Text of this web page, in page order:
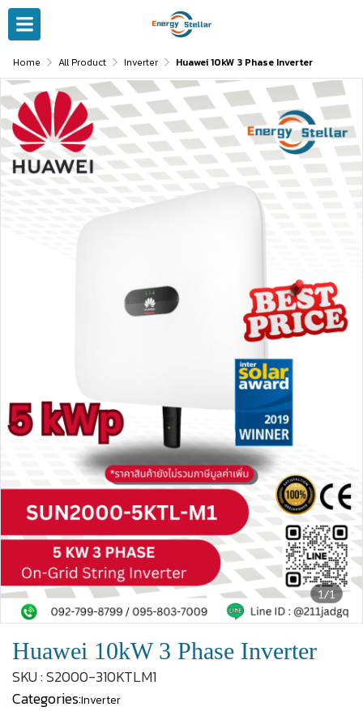
Home All Product Inverter Huawei 10kW 3 Phase Inverter
1/1
Huawei 10kW 3 Phase Inverter
SKU : S2000-310KTLM1
Categories:Inverter